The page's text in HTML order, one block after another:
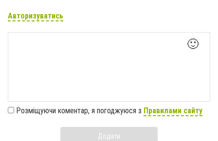
Авторизуватись
🙂
Розміщуючи коментар, я погоджуюся з Правилами сайту
Додати